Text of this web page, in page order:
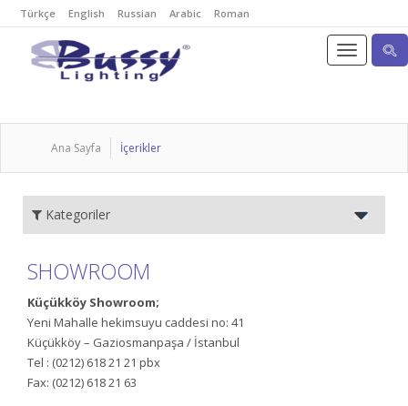
Türkçe English Russian Arabic Roman
Ana Sayfa İçerikler
Kategoriler
SHOWROOM
​Küçükköy Showroom;
Yeni Mahalle hekimsuyu caddesi no: 41
Küçükköy – Gaziosmanpaşa / İstanbul
Tel : (0212) 618 21 21 pbx
Fax: (0212) 618 21 63